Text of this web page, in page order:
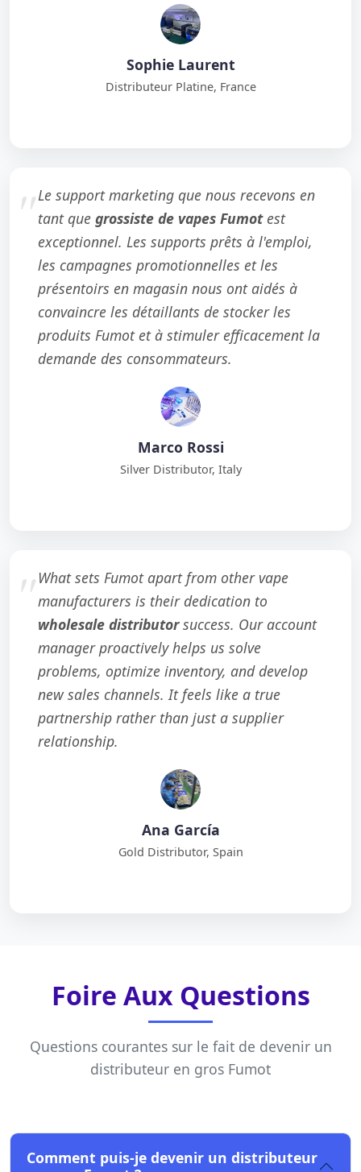
Sophie Laurent
Distributeur Platine, France
Le support marketing que nous recevons en
tant que grossiste de vapes Fumotest
exceptionnel. Les supports prêts à l'emploi,
les campagnes promotionnelles et les
présentoirs en magasin nous ont aidés à
convaincre les détaillants de stocker les
produits Fumot et à stimuler efficacement la
demande des consommateurs.
Marco Rossi
Silver Distributor, Italy
What sets Fumot apart from other vape
manufacturers is their dedication to
wholesale distributorsuccess. Our account
manager proactively helps us solve
problems, optimize inventory, and develop
new sales channels. It feels like a true
partnership rather than just a supplier
relationship.
Ana García
Gold Distributor, Spain
Foire Aux Questions
Questions courantes sur le fait de devenir un
distributeur en gros Fumot
Comment puis-je devenir un distributeur